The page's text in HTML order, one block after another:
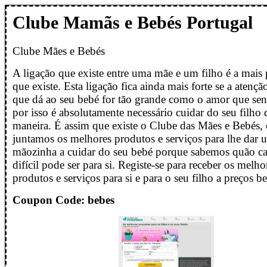
Clube Mamãs e Bebés Portugal
Clube Mães e Bebés
A ligação que existe entre uma mãe e um filho é a mais
que existe. Esta ligação fica ainda mais forte se a
que dá ao seu bebé for tão grande como o amor que
por isso é absolutamente necessário cuidar do seu filho
maneira. É assim que existe o Clube das Mães e
juntamos os melhores produtos e serviços para lhe dar
mãozinha a cuidar do seu bebé porque sabemos quão
difícil pode ser para si. Registe-se para receber os
produtos e serviços para si e para o seu filho a preços
Coupon Code: bebes